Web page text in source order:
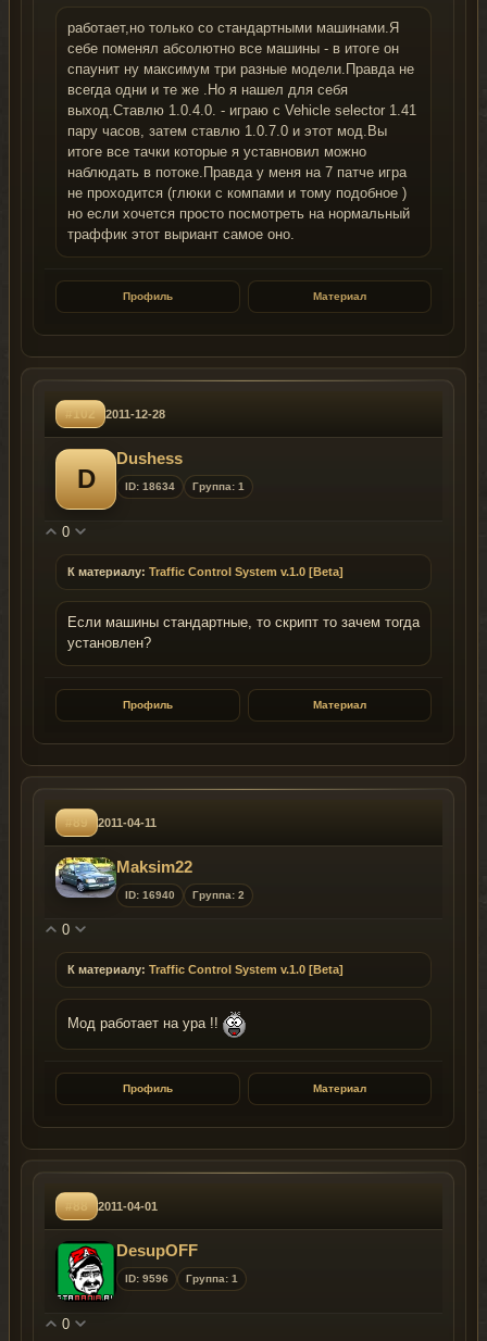
работает,но только со стандартными машинами.Я
себе поменял абсолютно все машины - в итоге он
спаунит ну максимум три разные модели.Правда не
всегда одни и те же .Но я нашел для себя
выход.Ставлю 1.0.4.0. - играю с Vehicle selector 1.41
пару часов, затем ставлю 1.0.7.0 и этот мод.Вы
итоге все тачки которые я уставновил можно
наблюдать в потоке.Правда у меня на 7 патче игра
не проходится (глюки с компами и тому подобное )
но если хочется просто посмотреть на нормальный
траффик этот выриант самое оно.
Профиль Материал
#102 2011-12-28
D
Dushess
ID: 18634 Группа: 1
0
К материалу: Traffic Control System v.1.0 [Beta]
Если машины стандартные, то скрипт то зачем тогда
установлен?
Профиль Материал
#89 2011-04-11
Maksim22
ID: 16940 Группа: 2
0
К материалу: Traffic Control System v.1.0 [Beta]
Мод работает на ура !!
Профиль Материал
#88 2011-04-01
DesupOFF
ID: 9596 Группа: 1
0